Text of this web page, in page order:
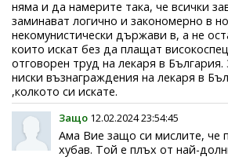
няма и да намерите така, че всички
заминават логично и закономерно в
некомунистически държави в, а не
които искат без да плащат
отговорен труд на лекаря в
ниски възнаграждения на лекаря в
,колкото си искате.
Защо 12.02.2024 23:54:45
Ама Вие защо си мислите, че
хубав. Той е плъх от най-